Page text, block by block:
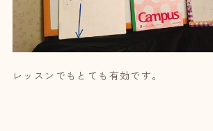
レッスンでもとても有効です。